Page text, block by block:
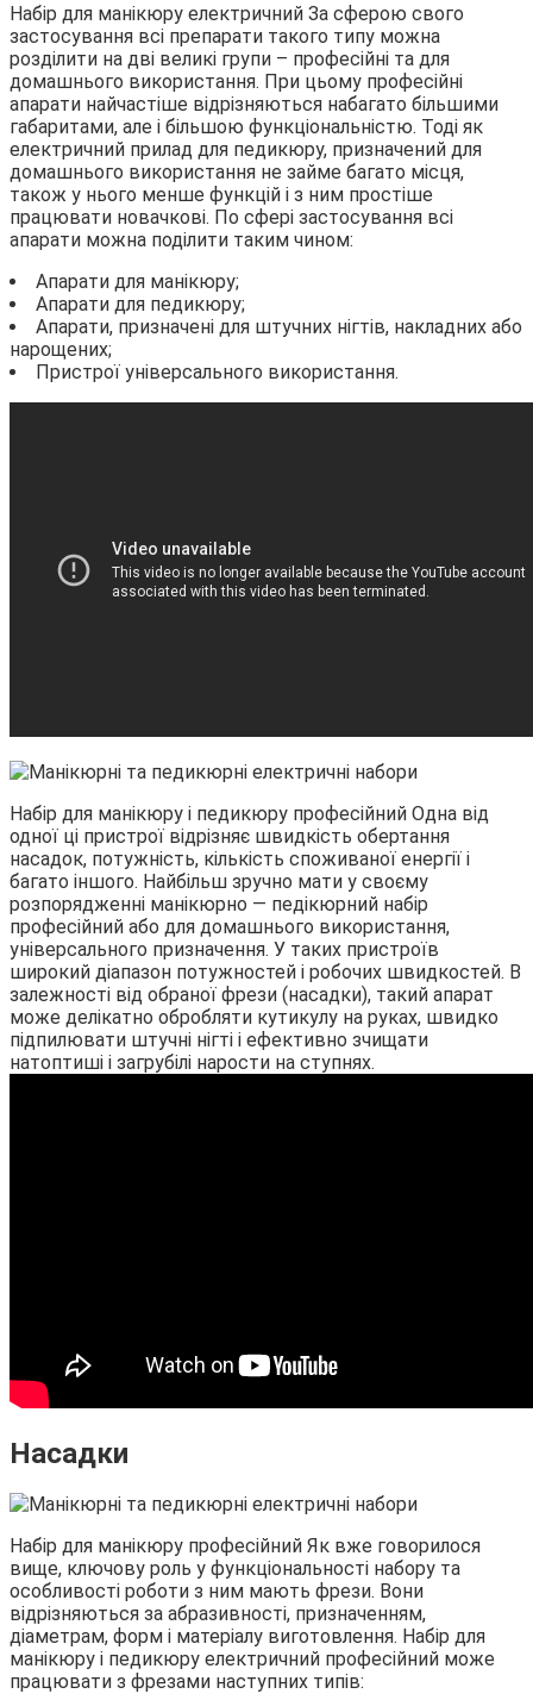
Набір для манікюру електричний За сферою свого
застосування всі препарати такого типу можна
розділити на дві великі групи – професійні та для
домашнього використання. При цьому професійні
апарати найчастіше відрізняються набагато більшими
габаритами, але і більшою функціональністю. Тоді як
електричний прилад для педикюру, призначений для
домашнього використання не займе багато місця,
також у нього менше функцій і з ним простіше
працювати новачкові. По сфері застосування всі
апарати можна поділити таким чином:
Апарати для манікюру;
Апарати для педикюру;
Апарати, призначені для штучних нігтів, накладних або
нарощених;
Пристрої універсального використання.
Набір для манікюру і педикюру професійний Одна від
одної ці пристрої відрізняє швидкість обертання
насадок, потужність, кількість споживаної енергії і
багато іншого. Найбільш зручно мати у своєму
розпорядженні манікюрно — педікюрний набір
професійний або для домашнього використання,
універсального призначення. У таких пристроїв
широкий діапазон потужностей і робочих швидкостей. В
залежності від обраної фрези (насадки), такий апарат
може делікатно обробляти кутикулу на руках, швидко
підпилювати штучні нігті і ефективно зчищати
натоптиші і загрубілі нарости на ступнях.
Насадки
Набір для манікюру професійний Як вже говорилося
вище, ключову роль у функціональності набору та
особливості роботи з ним мають фрези. Вони
відрізняються за абразивності, призначенням,
діаметрам, форм і матеріалу виготовлення. Набір для
манікюру і педикюру електричний професійний може
працювати з фрезами наступних типів: